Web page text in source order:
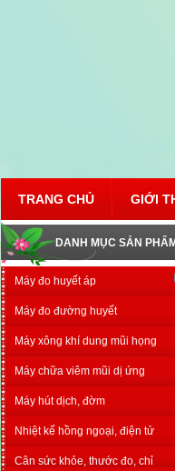
TRANG CHỦ GIỚI
DANH MỤC SẢN PHẨM
Máy đo huyết áp
Máy đo đường huyết
Máy xông khí dung mũi họng
Máy chữa viêm mũi dị ứng
Máy hút dịch, đờm
Nhiệt kế hồng ngoại, điện tử
Cân sức khỏe, thước đo, chỉ